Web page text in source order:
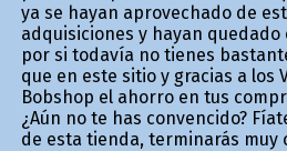
ya se hayan aprovechado de
adquisiciones y hayan quedado
por si todavía no tienes
que en este sitio y gracias a los
Bobshop el ahorro en tus
¿Aún no te has convencido?
de esta tienda, terminarás muy